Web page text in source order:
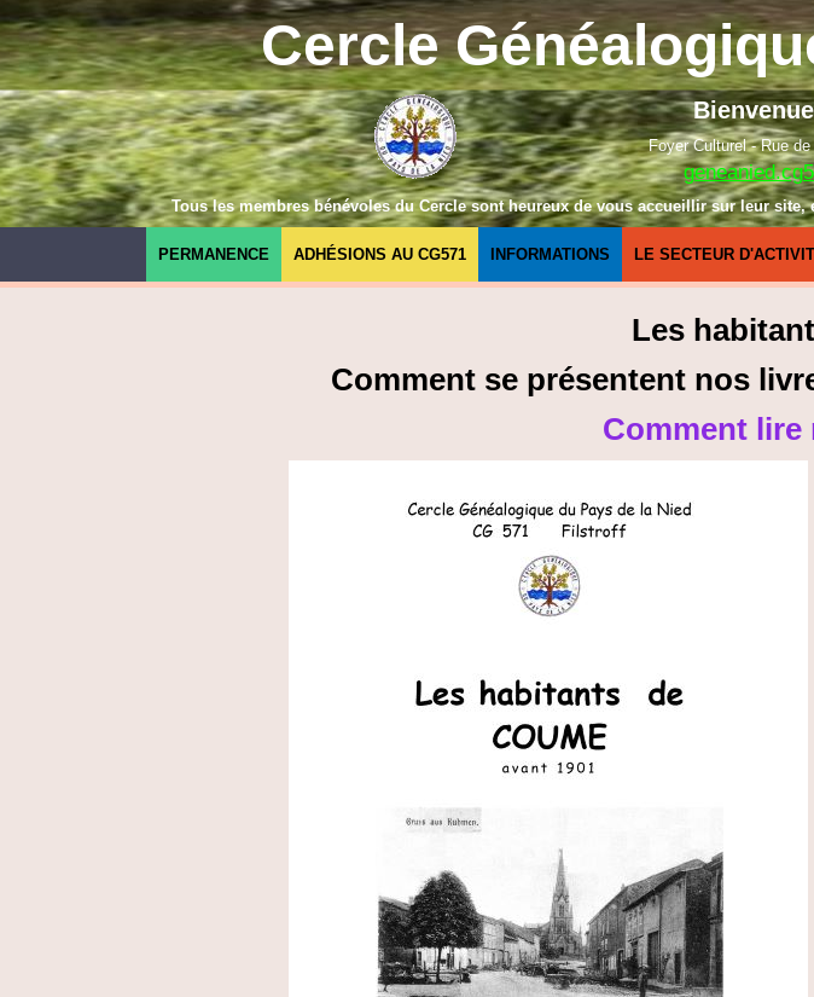
Cercle
Foyer Culturel - Rue
Tous les membres bénévoles du Cercle sont heureux de vous accueillir sur leur
PERMANENCE ADHÉSIONS AU CG571 INFORMATIONS LE SECTEUR
Les
Comment se présentent nos
Comment lire